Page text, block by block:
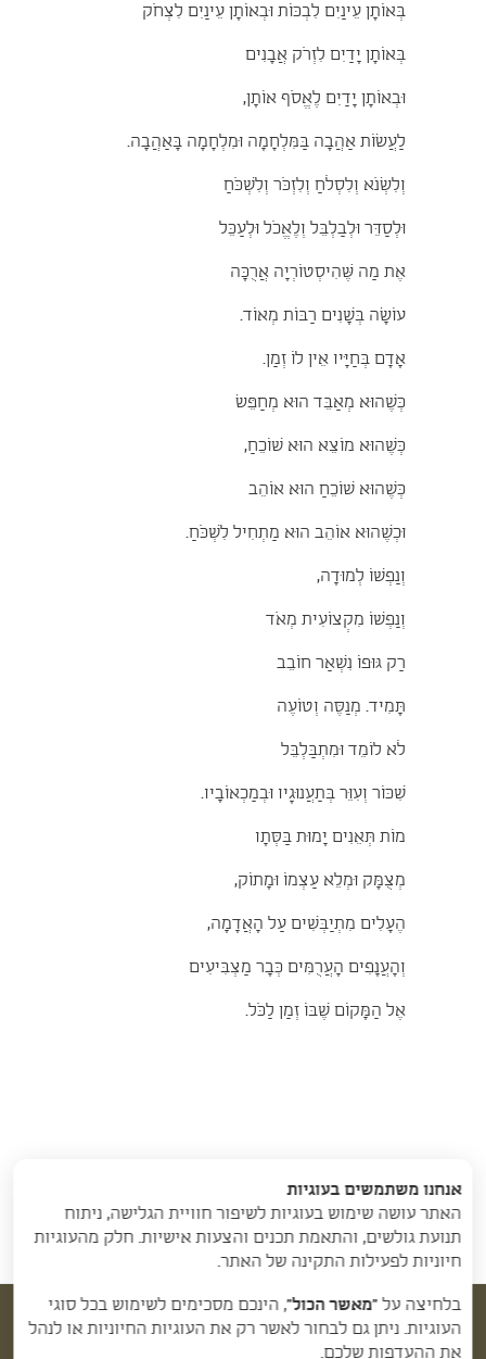
בְּאוֹתָן עֵינַיִם לִבְכּוֹת וּבְאוֹתָן עֵינַיִם לִצְחֹק
בְּאוֹתָן יָדַיִם לִזְרֹק אֲבָנִים
וּבְאוֹתָן יָדַיִם לֶאֱסֹף אוֹתָן,
לַעֲשׂוֹת אַהֲבָה בַּמִּלְחָמָה וּמִלְחָמָה בָּאַהֲבָה.
וְלִשְׂנֹא וְלִסְלֹחַ וְלִזְכֹּר וְלִשְׁכֹּחַ
וּלְסַדֵּר וּלְבַלְבֵּל וְלֶאֱכֹל וּלְעַכֵּל
אֶת מַה שֶּׁהִיסְטוֹרְיָה אֲרֻכָּה
עוֹשָׂה בְּשָׁנִים רַבּוֹת מְאוֹד.
אָדָם בְּחַיָּיו אֵין לוֹ זְמַן.
כְּשֶׁהוּא מְאַבֵּד הוּא מְחַפֵּשׂ
כְּשֶׁהוּא מוֹצֵא הוּא שׁוֹכֵחַ,
כְּשֶׁהוּא שׁוֹכֵחַ הוּא אוֹהֵב
וּכְשֶׁהוּא אוֹהֵב הוּא מַתְחִיל לִשְׁכֹּחַ.
וְנַפְשׁוֹ לְמוּדָה,
וְנַפְשׁוֹ מִקְצוֹעִית מְאֹד
רַק גּוּפוֹ נִשְׁאַר חוֹבֵב
תָּמִיד. מְנַסֶּה וְטוֹעֶה
לֹא לוֹמֵד וּמִתְבַּלְבֵּל
שִׁכּוֹר וְעִוֵּר בְּתַעֲנוּגָיו וּבְמַכְאוֹבָיו.
מוֹת תְּאֵנִים יָמוּת בַּסְּתָו
מְצֻמָּק וּמְלֵא עַצְמוֹ וּמָתוֹק,
הֶעָלִים מִתְיַבְּשִׁים עַל הָאֲדָמָה,
וְהָעֲנָפִים הָעֲרֻמִּים כְּבָר מַצְבִּיעִים
אֶל הַמָּקוֹם שֶׁבּוֹ זְמַן לַכֹּל.
אנחנו משתמשים בעוגיות
האתר עושה שימוש בעוגיות לשיפור חוויית הגלישה, ניתוח
תנועת גולשים, והתאמת תכנים והצעות אישיות. חלק מהעוגיות
חיוניות לפעילות התקינה של האתר.
בלחיצה על “מאשר הכול”, הינכם מסכימים לשימוש בכל סוגי
העוגיות. ניתן גם לבחור לאשר רק את העוגיות החיוניות או לנהל
את ההעדפות שלכם.